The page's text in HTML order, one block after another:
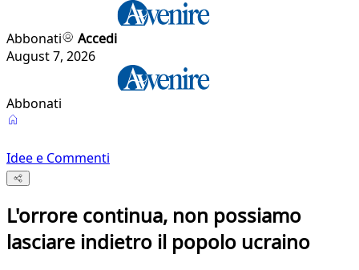
Abbonati
Accedi
August 7, 2026
Abbonati
Idee e Commenti
L'orrore continua, non possiamo
lasciare indietro il popolo ucraino